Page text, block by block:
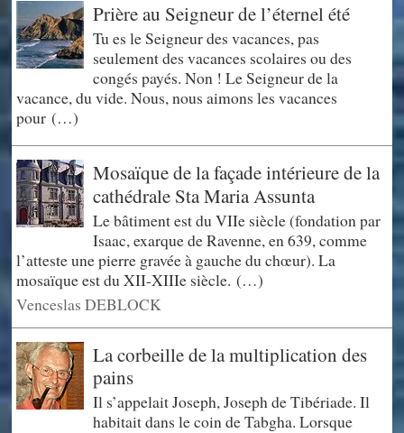
Prière au Seigneur de l’éternel été
Tu es le Seigneur des vacances, pas
seulement des vacances scolaires ou des
congés payés. Non ! Le Seigneur de la
vacance, du vide. Nous, nous aimons les vacances
pour (…)
Mosaïque de la façade intérieure de la
cathédrale Sta Maria Assunta
Le bâtiment est du VIIe siècle (fondation par
Isaac, exarque de Ravenne, en 639, comme
l’atteste une pierre gravée à gauche du chœur). La
mosaïque est du XII-XIIIe siècle. (…)
Venceslas DEBLOCK
La corbeille de la multiplication des
pains
Il s’appelait Joseph, Joseph de Tibériade. Il
habitait dans le coin de Tabgha. Lorsque